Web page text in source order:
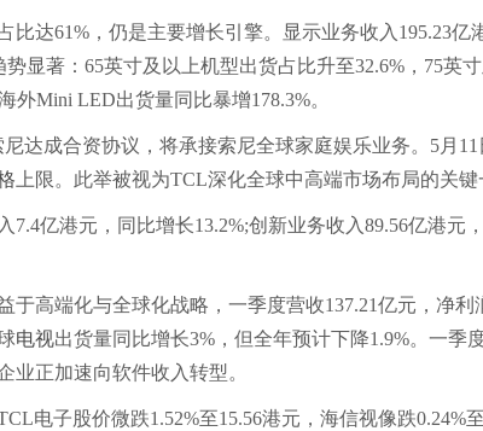
达61%，仍是主要增长引擎。显示业务收入195.23亿
显著：65英寸及以上机型出货占比升至32.6%，75英
外Mini LED出货量同比暴增178.3%。
成合资协议，将承接索尼全球家庭娱乐业务。5月11
上限。此举被视为TCL深化全球中高端市场布局的关键
亿港元，同比增长13.2%;创新业务收入89.56亿港元
高端化与全球化战略，一季度营收137.21亿元，净利
电视出货量同比增长3%，但全年预计下降1.9%。一季
业正加速向软件收入转型。
子股价微跌1.52%至15.56港元，海信视像跌0.24%至